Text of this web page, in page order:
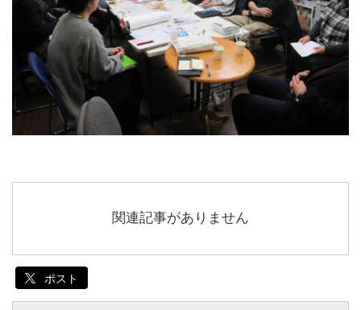
関連記事がありません
ポスト